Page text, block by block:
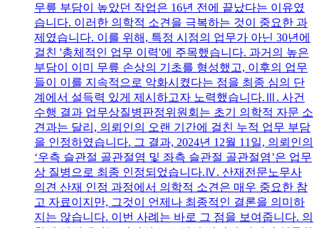
무릎 부담이 높았던 작업은 16년 전에 끝났다는 이유였
습니다. 이러한 의학적 소견을 극복하는 것이 중요한 과
제였습니다. 이를 위해, 특정 시점의 업무가 아닌 30년에
걸친 '총체적인 업무 이력'에 주목했습니다. 과거의 높은
부담이 이미 무릎 손상의 기초를 형성했고, 이후의 업무
들이 이를 지속적으로 악화시켰다는 점을 최종 심의 단
계에서 설득력 있게 제시하고자 노력했습니다.Ⅲ. 사건
수행 결과 업무상질병판정위원회는 초기 의학적 자문 소
견과는 달리, 의뢰인의 오랜 기간에 걸친 누적 업무 부담
을 인정하였습니다. 그 결과, 2024년 12월 11일, 의뢰인의
‘우측 슬관절 골관절염 및 좌측 슬관절 골관절염’은 업무
상 질병으로 최종 인정되었습니다.Ⅳ. 산재전문노무사
의견 산재 인정 과정에서 의학적 소견은 매우 중요한 참
고 자료이지만, 그것이 언제나 최종적인 결론을 의미하
지는 않습니다. 이번 사례는 바로 그 점을 보여줍니다. 의